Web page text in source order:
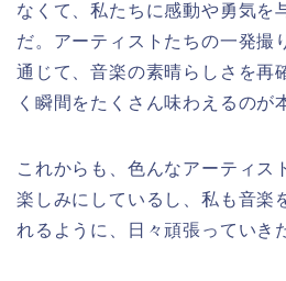
なくて、私たちに感動や勇気を
だ。アーティストたちの一発撮
通じて、音楽の素晴らしさを再
く瞬間をたくさん味わえるのが
これからも、色んなアーティス
楽しみにしているし、私も音楽
れるように、日々頑張っていき